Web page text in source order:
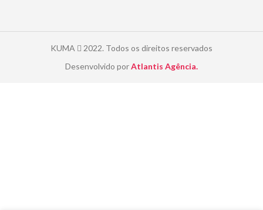
KUMA
2022. Todos os direitos reservados
Desenvolvido porAtlantis Agência.